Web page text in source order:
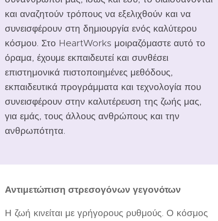
και αναζητούν τρόπους να εξελιχθούν και να
συνεισφέρουν στη δημιουργία ενός καλύτερου
κόσμου. Στο HeartWorks μοιραζόμαστε αυτό το
όραμα, έχουμε εκπαιδευτεί και συνθέσει
επιστημονικά πιστοποιημένες μεθόδους,
εκπαιδευτικά προγράμματα και τεχνολογία που
συνεισφέρουν στην καλυτέρευση της ζωής μας,
για εμάς, τους άλλους ανθρώπους και την
ανθρωπότητα.
Αντιμετώπιση στρεσογόνων γεγονότων
Η ζωή κινείται με γρήγορους ρυθμούς. Ο κόσμος